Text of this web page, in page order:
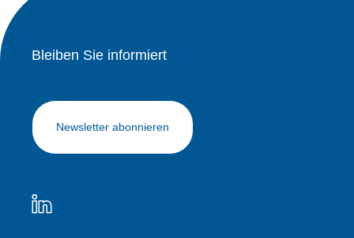
Bleiben Sie informiert
Newsletter abonnieren